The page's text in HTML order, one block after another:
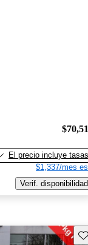
El precio incluye tasas
$1,337/mes
Verif. disponibilidad